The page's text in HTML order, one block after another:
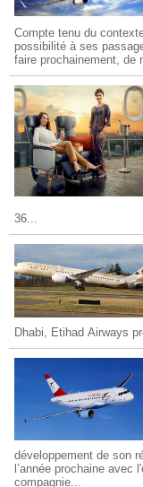
Compte tenu du
possibilité à ses
faire prochainement, de
36...
Dhabi, Etihad Airways
développement de son
l’année prochaine
compagnie...